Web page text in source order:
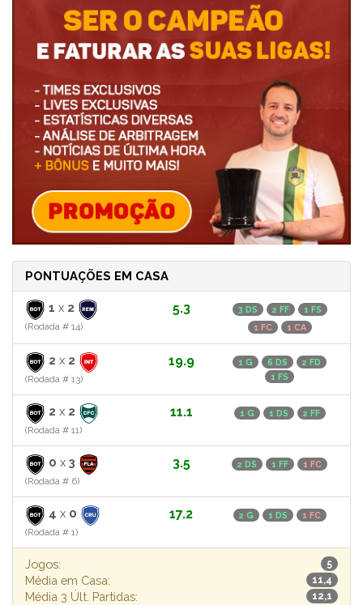
PONTUAÇÕES EM CASA
1 x 2
(Rodada # 14)
5.3 3 DS 2 FF
1 FS
1 FC
1 CA
2 x 2
(Rodada # 13)
19.9 1 G 6 DS
2 FD
1 FS
2 x 2
(Rodada # 11)
11.1 1 G 1 DS 2 FF
0 x 3
(Rodada # 6)
3.5 2 DS 1 FF 1 FC
4 x 0
(Rodada # 1)
17.2 2 G 1 DS 1 FC
Jogos: 5
Média em Casa: 11,4
Média 3 Últ. Partidas: 12,1